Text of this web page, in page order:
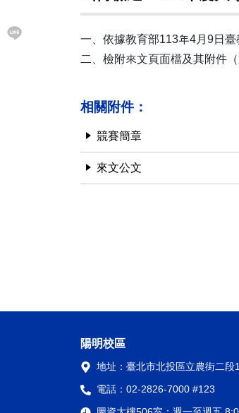
一、依據教育部113年4月9日臺
二、檢附來文頁面檔及其附件（
相關附件：
競賽簡章
來文公文
陽明校區
地址： 臺北市北投區立農街二段
電話： 02-2826-7000 #123